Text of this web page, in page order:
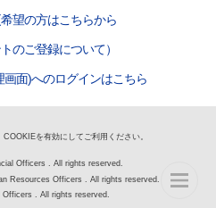
望の方はこちらから
のご登録について）
面)へのログインはこちら
を有効にしてご利用ください。
Officers . All rights reserved.
Resources Officers . All rights reserved.
. All rights reserved.